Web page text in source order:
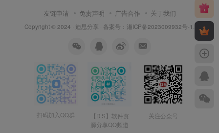
友链申请 免责声明 广告合作 关于我们
Copyright © 2024 · 迪思分享 · 备案号： 湘ICP备2023009932号-1
扫码加入QQ群
【D.S】软件资
源分享QQ频道
关注公众号